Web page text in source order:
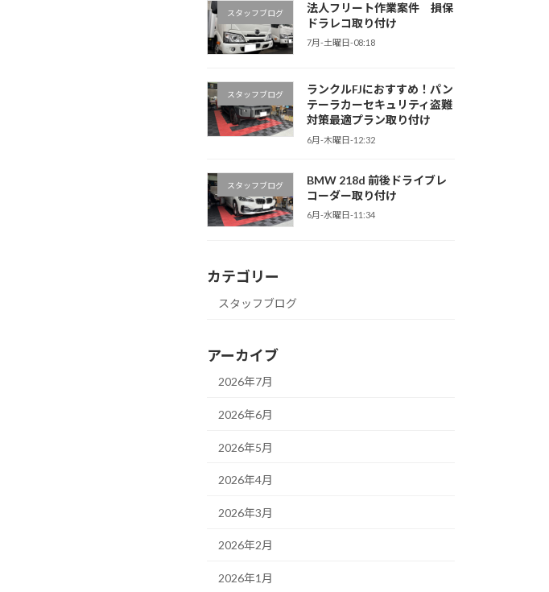
スタッフブログ
法人フリート作業案件 損保
ドラレコ取り付け
7月-土曜日-08:18
スタッフブログ
ランクルFJにおすすめ！パン
テーラカーセキュリティ盗難
対策最適プラン取り付け
6月-木曜日-12:32
スタッフブログ
BMW 218d 前後ドライブレ
コーダー取り付け
6月-水曜日-11:34
カテゴリー
スタッフブログ
アーカイブ
2026年7月
2026年6月
2026年5月
2026年4月
2026年3月
2026年2月
2026年1月